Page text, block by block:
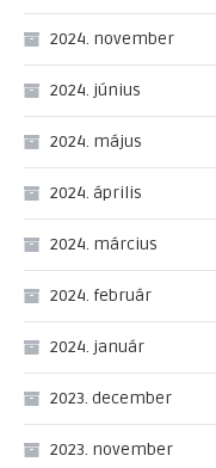
2024. november
2024. június
2024. május
2024. április
2024. március
2024. február
2024. január
2023. december
2023. november